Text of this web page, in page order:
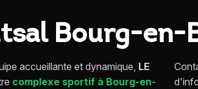
Bourg-en-
accueillante et dynamique, LE
complexe sportif à Bourg-en-